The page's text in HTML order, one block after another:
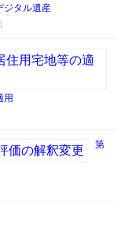
タル遺産
用
第